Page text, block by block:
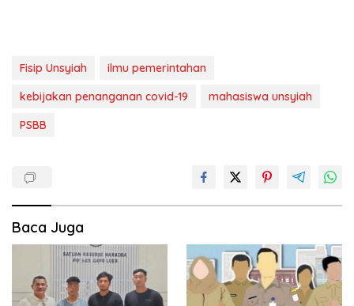
Fisip Unsyiah
ilmu pemerintahan
kebijakan penanganan covid-19
mahasiswa unsyiah
PSBB
Baca Juga